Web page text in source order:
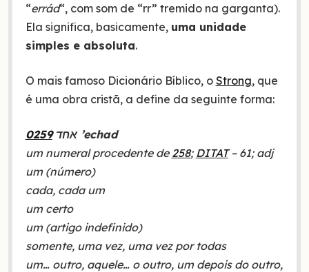
“errád“, com som de “rr” tremido na garganta).
Ela significa, basicamente, uma unidade
simples e absoluta.
O mais famoso Dicionário Bíblico, o Strong, que
é uma obra cristã, a define da seguinte forma:
0259
אחד ’echad
um numeral procedente de 258; DITAT– 61; adj
um (número)
cada, cada um
um certo
um (artigo indefinido)
somente, uma vez, uma vez por todas
um… outro, aquele… o outro, um depois do outro,